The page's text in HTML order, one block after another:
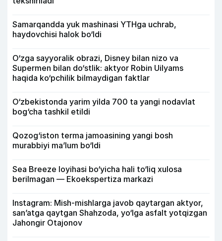
Samarqandda yuk mashinasi YTHga uchrab,
haydovchisi halok bo‘ldi
O‘zga sayyoralik obrazi, Disney bilan nizo va
Supermen bilan do‘stlik: aktyor Robin Uilyams
haqida ko‘pchilik bilmaydigan faktlar
O‘zbekistonda yarim yilda 700 ta yangi nodavlat
bog‘cha tashkil etildi
Qozog‘iston terma jamoasining yangi bosh
murabbiyi ma’lum bo‘ldi
Sea Breeze loyihasi bo‘yicha hali to‘liq xulosa
berilmagan — Ekoekspertiza markazi
Instagram: Mish-mishlarga javob qaytargan aktyor,
san’atga qaytgan Shahzoda, yo‘lga asfalt yotqizgan
Jahongir Otajonov